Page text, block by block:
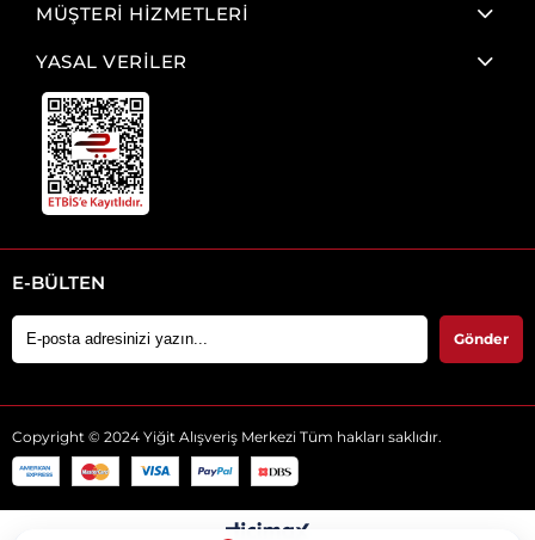
MÜŞTERİ HİZMETLERİ
YASAL VERİLER
E-BÜLTEN
Gönder
Copyright © 2024 Yiğit Alışveriş Merkezi Tüm hakları saklıdır.